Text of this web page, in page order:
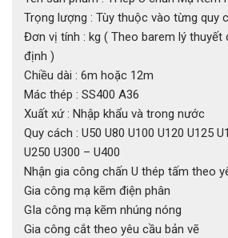
Trọng lượng : Tùy thuộc vào từng quy
Đơn vị tính : kg ( Theo barem lý thuyết
định )
Chiều dài : 6m hoặc 12m
Mác thép : SS400 A36
Xuất xứ : Nhập khẩu và trong nước
Quy cách : U50 U80 U100 U120 U125
U250 U300 – U400
Nhận gia công chấn U thép tấm theo
Gia công mạ kẽm điện phân
GIa công mạ kẽm nhúng nóng
Gia công cắt theo yêu cầu bản vẽ